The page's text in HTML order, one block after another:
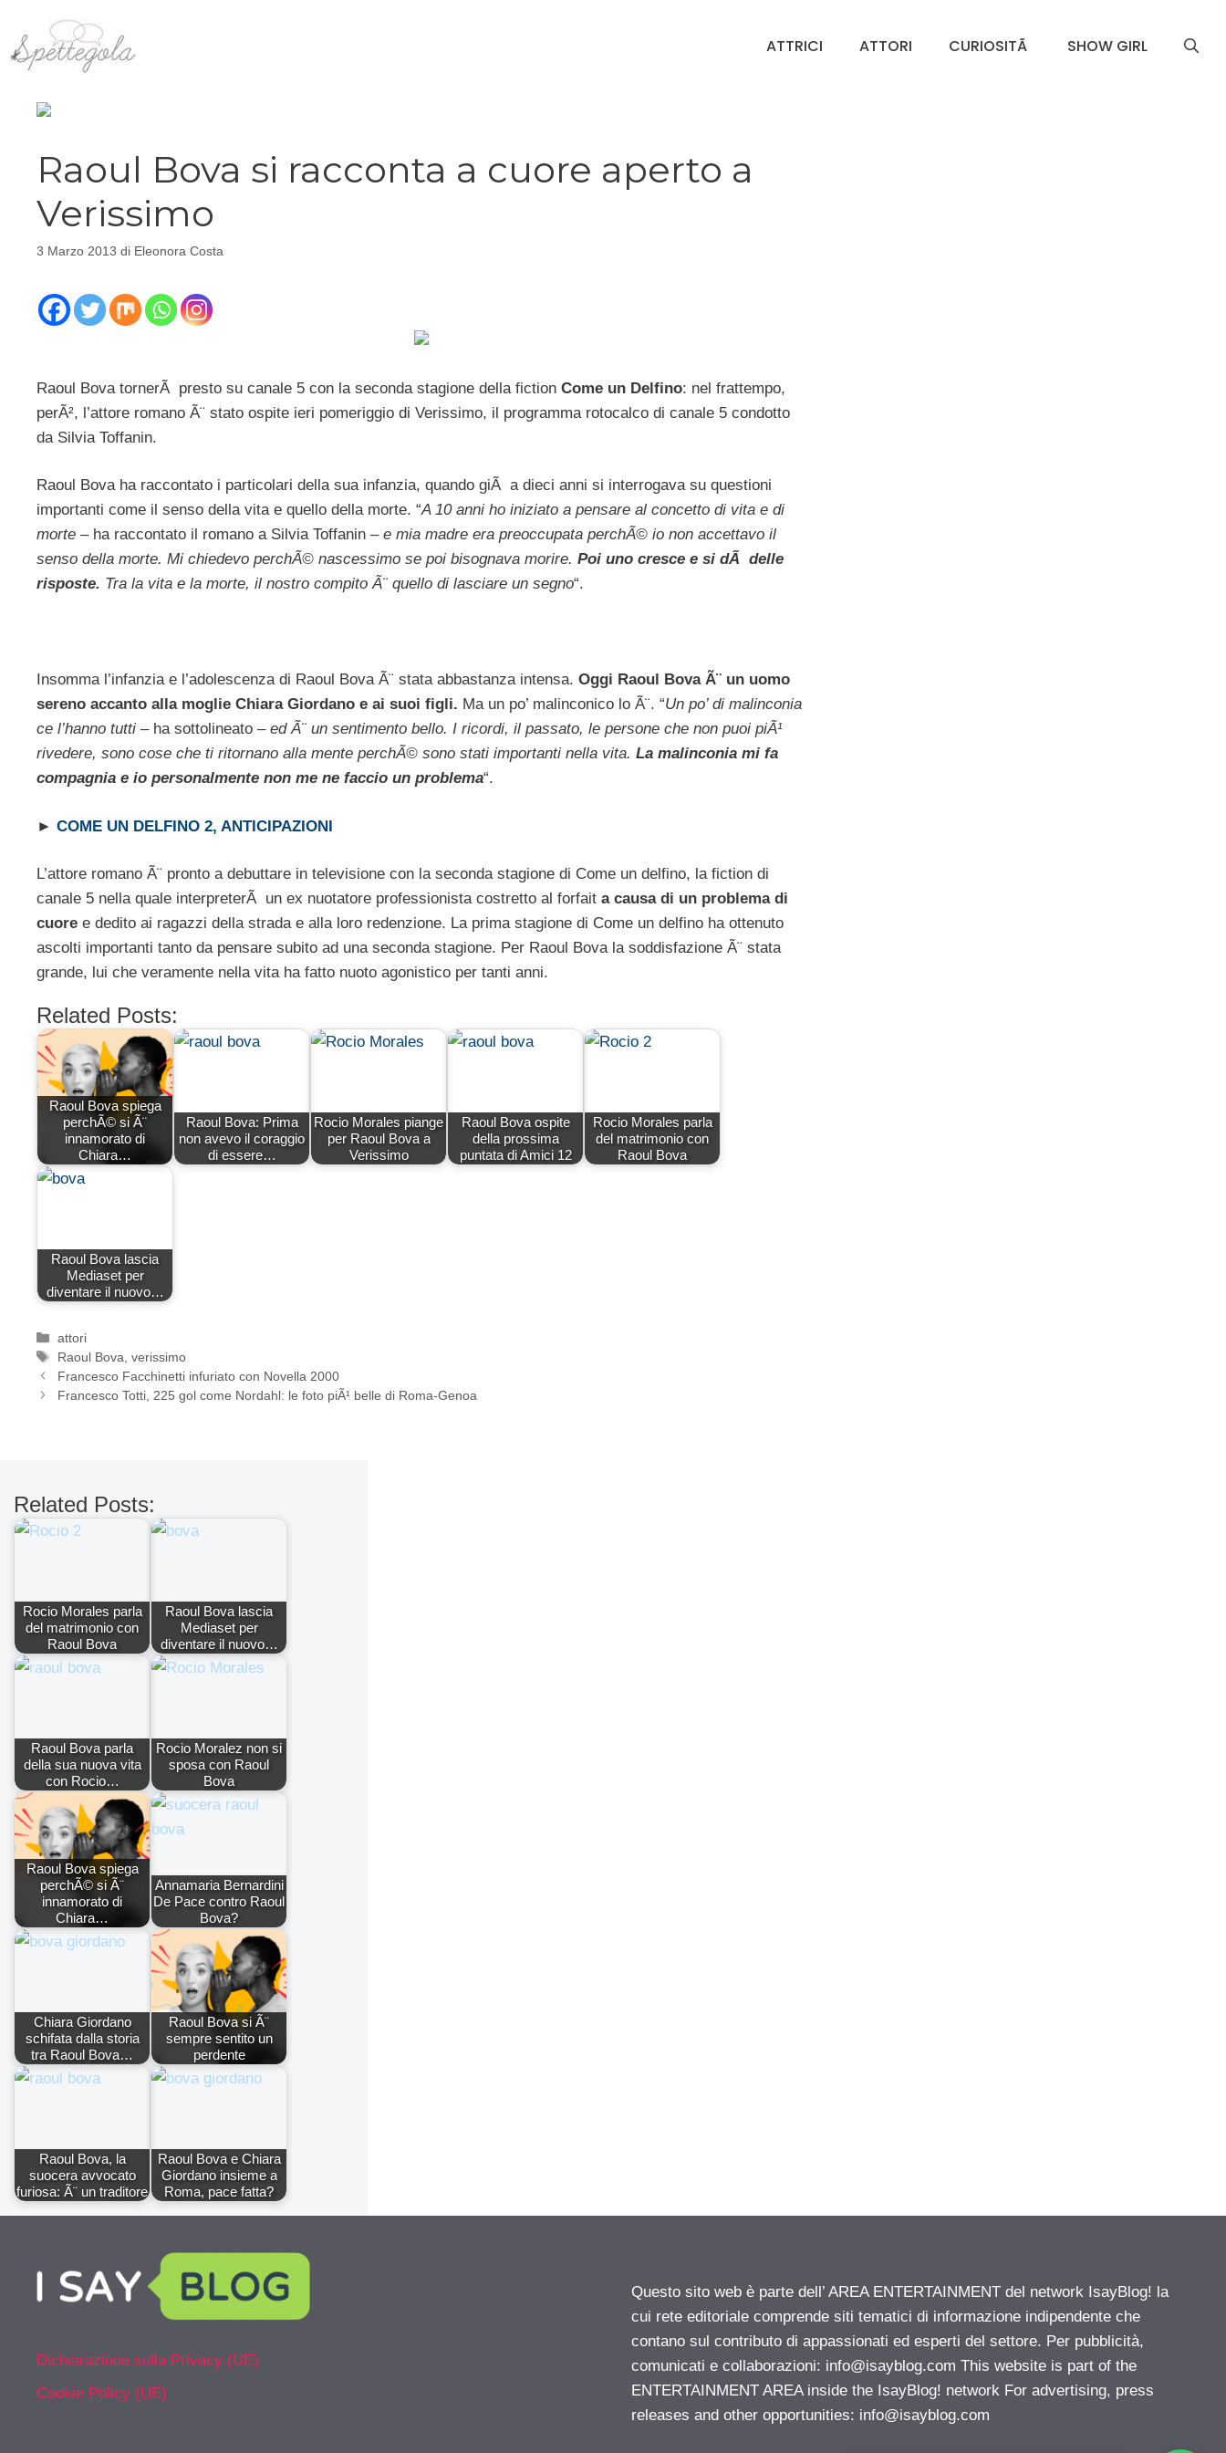
contenuto
ATTRICI ATTORI CURIOSITÃ SHOW GIRL
Raoul Bova si racconta a cuore aperto a
Verissimo
3 Marzo 2013 di Eleonora Costa
Raoul Bova tornerÃ presto su canale 5 con la seconda stagione della fiction Come un Delfino: nel frattempo,
perÃ², l’attore romano Ã¨ stato ospite ieri pomeriggio di Verissimo, il programma rotocalco di canale 5 condotto
da Silvia Toffanin.
Raoul Bova ha raccontato i particolari della sua infanzia, quando giÃ a dieci anni si interrogava su questioni
importanti come il senso della vita e quello della morte. “A 10 anni ho iniziato a pensare al concetto di vita e di
morte – ha raccontato il romano a Silvia Toffanin – e mia madre era preoccupata perchÃ© io non accettavo il
senso della morte. Mi chiedevo perchÃ© nascessimo se poi bisognava morire. Poi uno cresce e si dÃ delle
risposte. Tra la vita e la morte, il nostro compito Ã¨ quello di lasciare un segno“.
Insomma l’infanzia e l’adolescenza di Raoul Bova Ã¨ stata abbastanza intensa. Oggi Raoul Bova Ã¨ un uomo
sereno accanto alla moglie Chiara Giordano e ai suoi figli. Ma un po’ malinconico lo Ã¨. “Un po’ di malinconia
ce l’hanno tutti – ha sottolineato – ed Ã¨ un sentimento bello. I ricordi, il passato, le persone che non puoi piÃ¹
rivedere, sono cose che ti ritornano alla mente perchÃ© sono stati importanti nella vita. La malinconia mi fa
compagnia e io personalmente non me ne faccio un problema“.
► COME UN DELFINO 2, ANTICIPAZIONI
L’attore romano Ã¨ pronto a debuttare in televisione con la seconda stagione di Come un delfino, la fiction di
canale 5 nella quale interpreterÃ un ex nuotatore professionista costretto al forfait a causa di un problema di
cuore e dedito ai ragazzi della strada e alla loro redenzione. La prima stagione di Come un delfino ha ottenuto
ascolti importanti tanto da pensare subito ad una seconda stagione. Per Raoul Bova la soddisfazione Ã¨ stata
grande, lui che veramente nella vita ha fatto nuoto agonistico per tanti anni.
Related Posts:
Raoul Bova spiega
perchÃ© si Ã¨
innamorato di
Chiara…
Raoul Bova: Prima
non avevo il coraggio
di essere…
Rocio Morales piange
per Raoul Bova a
Verissimo
Raoul Bova ospite
della prossima
puntata di Amici 12
Rocio Morales parla
del matrimonio con
Raoul Bova
Raoul Bova lascia
Mediaset per
diventare il nuovo…
Categorie
attori
Tag
Raoul Bova ,verissimo
Francesco Facchinetti infuriato con Novella 2000
Francesco Totti, 225 gol come Nordahl: le foto piÃ¹ belle di Roma-Genoa
Related Posts:
Rocio Morales parla
del matrimonio con
Raoul Bova
Raoul Bova lascia
Mediaset per
diventare il nuovo…
Raoul Bova parla
della sua nuova vita
con Rocio…
Rocio Moralez non si
sposa con Raoul
Bova
Raoul Bova spiega
perchÃ© si Ã¨
innamorato di
Chiara…
Annamaria Bernardini
De Pace contro Raoul
Bova?
Chiara Giordano
schifata dalla storia
tra Raoul Bova…
Raoul Bova si Ã¨
sempre sentito un
perdente
Raoul Bova, la
suocera avvocato
furiosa: Ã¨ un traditore
Raoul Bova e Chiara
Giordano insieme a
Roma, pace fatta?
Dichiarazione sulla Privacy (UE)
Cookie Policy (UE)
Questo sito web è parte dell’ AREA ENTERTAINMENT del network IsayBlog! la
cui rete editoriale comprende siti tematici di informazione indipendente che
contano sul contributo di appassionati ed esperti del settore. Per pubblicità,
comunicati e collaborazioni: info@isayblog.com This website is part of the
ENTERTAINMENT AREA inside the IsayBlog! network For advertising, press
releases and other opportunities: info@isayblog.com